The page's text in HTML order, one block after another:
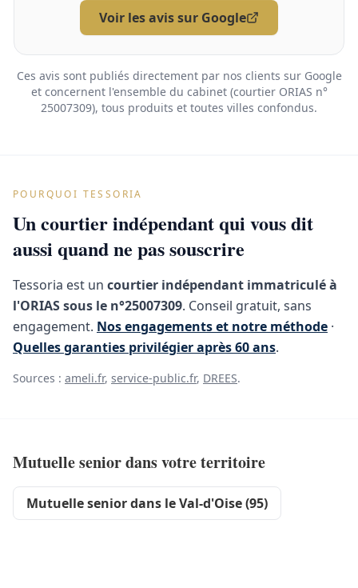
Voir les avis sur Google
Ces avis sont publiés directement par nos clients sur Google
et concernent l'ensemble du cabinet (courtier ORIAS n°
25007309), tous produits et toutes villes confondus.
POURQUOI TESSORIA
Un courtier indépendant qui vous dit
aussi quand ne pas souscrire
Tessoria est un courtier indépendant immatriculé à
l'ORIAS sous le n°25007309. Conseil gratuit, sans
engagement. Nos engagements et notre méthode ·
Quelles garanties privilégier après 60 ans.
Sources : ameli.fr, service-public.fr, DREES.
Mutuelle senior dans votre territoire
Mutuelle senior dans le Val-d'Oise (95)